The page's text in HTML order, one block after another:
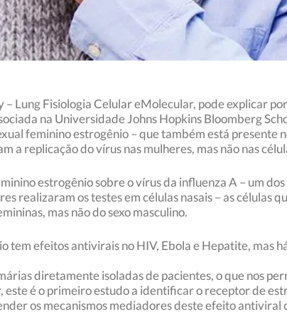
Lung Fisiologia Celular eMolecular, pode explicar
na Universidade Johns Hopkins Bloomberg
feminino estrogênio – que também está presente
a replicação do vírus nas mulheres, mas não nas
estrogênio sobre o vírus da influenza A – um
realizaram os testes em células nasais – as células
mas não do sexo masculino.
efeitos antivirais no HIV, Ebola e Hepatite, mas
diretamente isoladas de pacientes, o que nos
é o primeiro estudo a identificar o receptor de
os mecanismos mediadores deste efeito antiviral